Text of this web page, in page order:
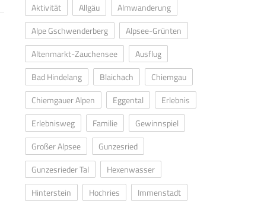
Aktivität
Allgäu
Almwanderung
Alpe Gschwenderberg
Alpsee-Grünten
Altenmarkt-Zauchensee
Ausflug
Bad Hindelang
Blaichach
Chiemgau
Chiemgauer Alpen
Eggental
Erlebnis
Erlebnisweg
Familie
Gewinnspiel
Großer Alpsee
Gunzesried
Gunzesrieder Tal
Hexenwasser
Hinterstein
Hochries
Immenstadt